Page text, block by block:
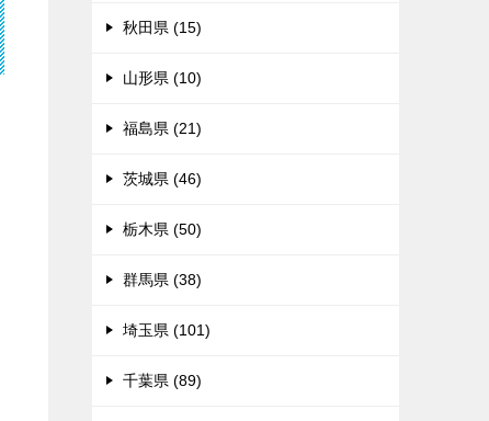
秋田県 (15)
山形県 (10)
福島県 (21)
茨城県 (46)
栃木県 (50)
群馬県 (38)
埼玉県 (101)
千葉県 (89)